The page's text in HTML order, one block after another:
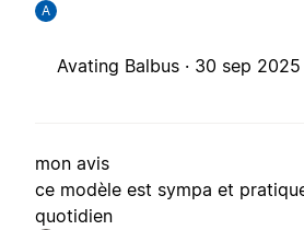
A
Avating Balbus · 30 sep 2025
mon avis
ce modèle est sympa et
quotidien